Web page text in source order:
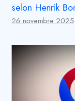
selon Henrik
26 novembre 2025